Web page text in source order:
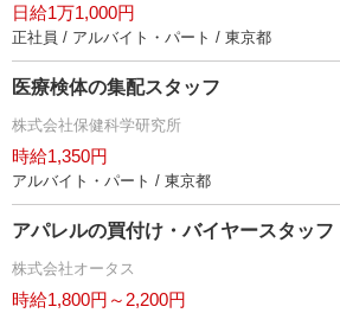
日給1万1,000円
正社員 / アルバイト・パート / 東京都
医療検体の集配スタッフ
株式会社保健科学研究所
時給1,350円
アルバイト・パート / 東京都
アパレルの買付け・バイヤースタッフ
株式会社オータス
時給1,800円～2,200円